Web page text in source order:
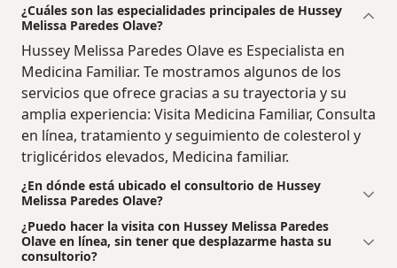
¿Cuáles son las especialidades principales de Hussey
Melissa Paredes Olave?
Hussey Melissa Paredes Olave es Especialista en
Medicina Familiar. Te mostramos algunos de los
servicios que ofrece gracias a su trayectoria y su
amplia experiencia: Visita Medicina Familiar, Consulta
en línea, tratamiento y seguimiento de colesterol y
triglicéridos elevados, Medicina familiar.
¿En dónde está ubicado el consultorio de Hussey
Melissa Paredes Olave?
¿Puedo hacer la visita con Hussey Melissa Paredes
Olave en línea, sin tener que desplazarme hasta su
consultorio?